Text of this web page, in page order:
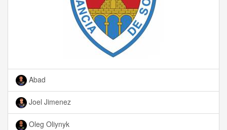
Abad
Joel Jimenez
Oleg Oliynyk